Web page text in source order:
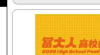
(宜蘭)
流行最前線